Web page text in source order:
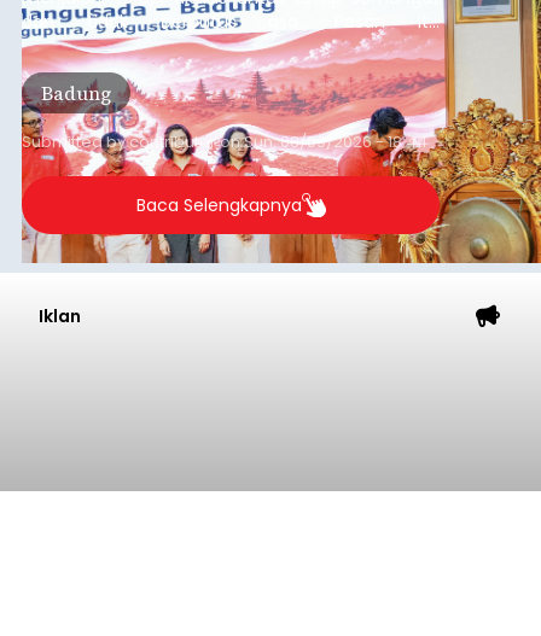
dan tidak berputus asa. Pesan itu
disampaikannya saat menghadiri Sarasehan
Pejuang Dialisis yang digelar RSD Mangusada di
Ruang Kertha Gosana, Puspem Badung, Minggu
(9/8/2026).
Badung
Submitted bycontributoronSun, 08/09/2026 - 18:44
Baca Selengkapnya
Iklan